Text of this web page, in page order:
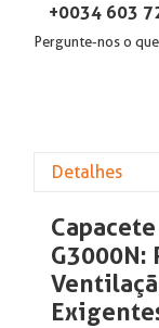
+0034 603
Pergunte-nos o
Detalhes
G3000N: